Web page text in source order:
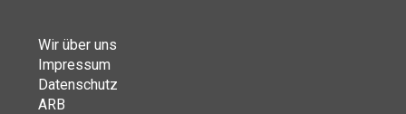
Wir über uns
Impressum
Datenschutz
ARB